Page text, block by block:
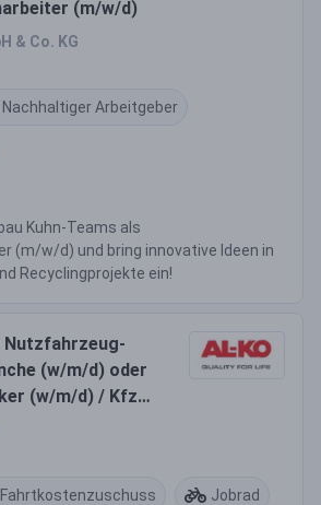
(m/w/d)
& Co. KG
Nachhaltiger Arbeitgeber
Kuhn-Teams als
(m/w/d) und bring innovative Ideen in
Recyclingprojekte ein!
(w/m/d) oder
(w/m/d) / Kfz-
d)
Fahrtkostenzuschuss Jobrad